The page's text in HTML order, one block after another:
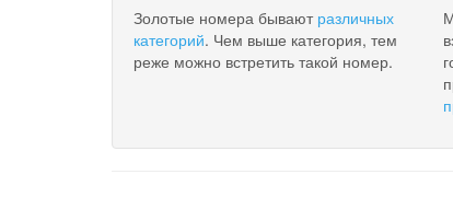
Золотые номера бывают различных
категорий. Чем выше категория, тем
реже можно встретить такой номер.